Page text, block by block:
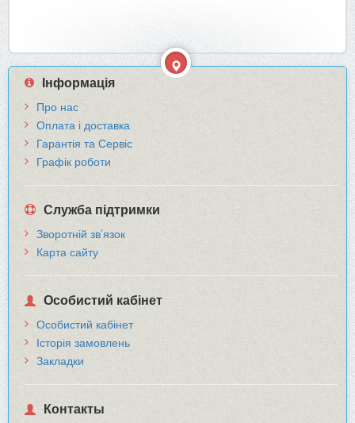
Інформація
Про нас
Оплата і доставка
Гарантія та Сервіс
Графік роботи
Служба підтримки
Зворотній зв’язок
Карта сайту
Особистий кабінет
Особистий кабінет
Історія замовлень
Закладки
Контакты